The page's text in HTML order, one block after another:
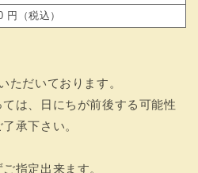
円（税込）
ただいております。
は、日にちが前後する可能性
承下さい。
指定出来ます。